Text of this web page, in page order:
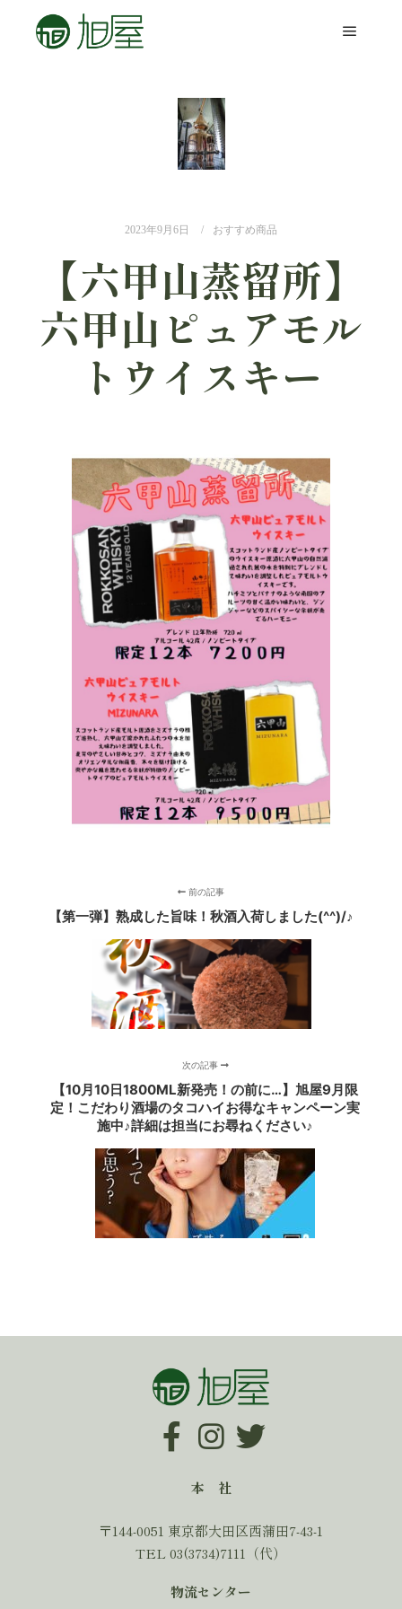
2023年9月6日 おすすめ商品
【六甲山蒸留所】
六甲山ピュアモル
トウイスキー
前の記事
【第一弾】熟成した旨味！秋酒入荷しました(^^)/♪
次の記事
【10月10日1800ML新発売！の前に…】旭屋9月限
定！こだわり酒場のタコハイお得なキャンペーン実
施中♪詳細は担当にお尋ねください♪
本 社
〒144-0051 東京都大田区西蒲田7-43-1
TEL 03(3734)7111（代）
物流センター